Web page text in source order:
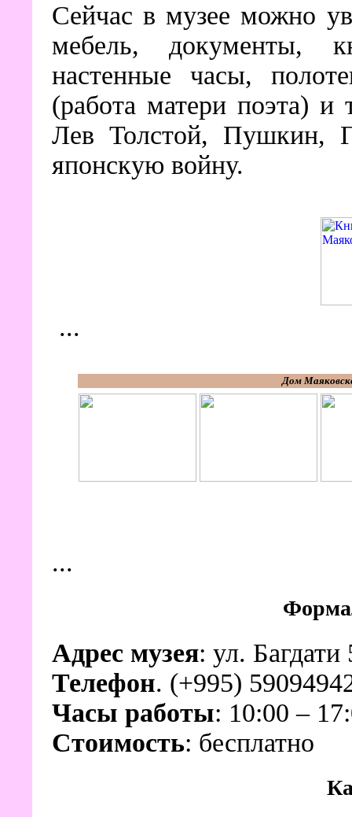
Сейчас в музее можно
мебель, документы,
настенные часы,
(работа матери поэта) и
Лев Толстой, Пушкин,
японскую войну.
...
Дом
...
Адрес музея: ул. Багдати
Телефон. (+995)
Часы работы: 10:00 –
Стоимость: бесплатно